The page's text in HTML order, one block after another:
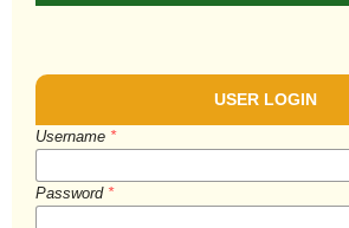
USER LOGIN
Username *
Password *